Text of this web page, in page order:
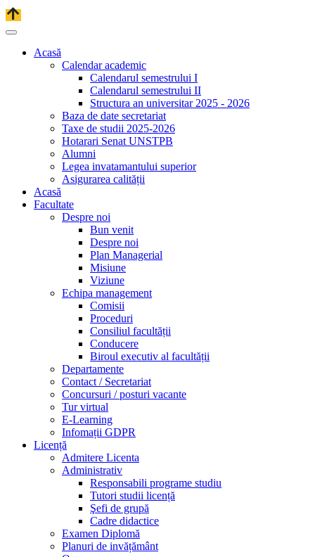
Acasă
Calendar academic
Calendarul semestrului I
Calendarul semestrului II
Structura an universitar 2025 - 2026
Baza de date secretariat
Taxe de studii 2025-2026
Hotarari Senat UNSTPB
Alumni
Legea invatamantului superior
Asigurarea calității
Acasă
Facultate
Despre noi
Bun venit
Despre noi
Plan Managerial
Misiune
Viziune
Echipa management
Comisii
Proceduri
Consiliul facultății
Conducere
Biroul executiv al facultății
Departamente
Contact / Secretariat
Concursuri / posturi vacante
Tur virtual
E-Learning
Infomații GDPR
Licență
Admitere Licenta
Administrativ
Responsabili programe studiu
Tutori studii licență
Şefi de grupă
Cadre didactice
Examen Diplomă
Planuri de invățământ